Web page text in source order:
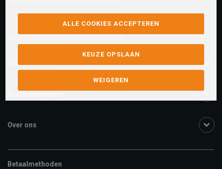
facebook.com/SchuurmanSchoenen
Klantenservice
Over ons
Betaalmethoden
ALLE COOKIES ACCEPTEREN
KEUZE OPSLAAN
WEIGEREN